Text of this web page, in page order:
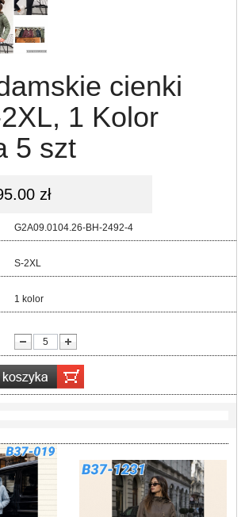
cienki
1 Kolor
5 szt
zł
G2A09.0104.26-BH-2492-4
S-2XL
1 kolor